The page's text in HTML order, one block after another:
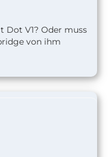
Dot V1? Oder muss
von ihm